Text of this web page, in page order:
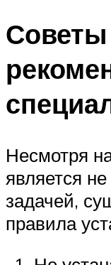
Несмотря
является
задачей,
правила